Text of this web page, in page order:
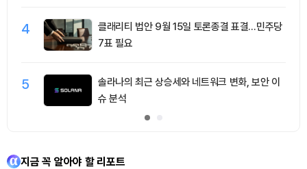
4
클래리티 법안 9월 15일 토론종결 표결…민주당
7표 필요
5
솔라나의 최근 상승세와 네트워크 변화, 보안 이
슈 분석
지금 꼭 알아야 할 리포트